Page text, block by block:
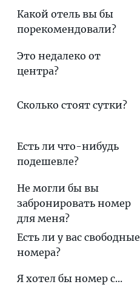
Какой отель вы бы
порекомендовали?
Это недалеко от
центра?
Сколько стоят сутки?
Есть ли что-нибудь
подешевле?
Не могли бы вы
забронировать номер
для меня?
Есть ли у вас свободные
номера?
Я хотел бы номер с...